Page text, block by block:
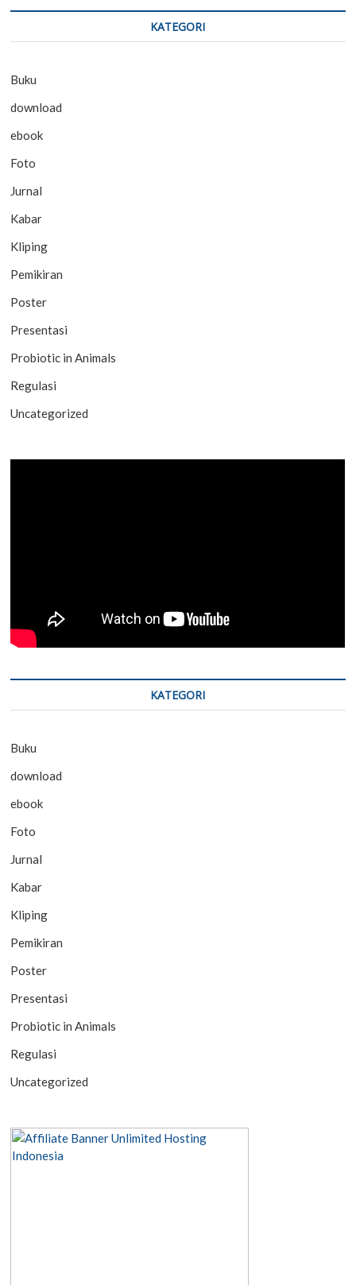
KATEGORI
Buku
download
ebook
Foto
Jurnal
Kabar
Kliping
Pemikiran
Poster
Presentasi
Probiotic in Animals
Regulasi
Uncategorized
KATEGORI
Buku
download
ebook
Foto
Jurnal
Kabar
Kliping
Pemikiran
Poster
Presentasi
Probiotic in Animals
Regulasi
Uncategorized